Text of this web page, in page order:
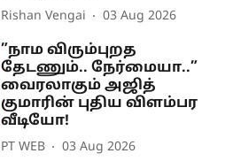
Rishan Vengai 03 Aug 2026
”நாம விரும்புறத
தேடணும்.. நேர்மையா..”
வைரலாகும் அஜித்
குமாரின் புதிய விளம்பர
வீடியோ!
PT WEB 03 Aug 2026